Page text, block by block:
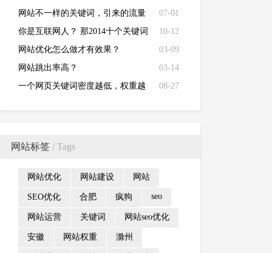
不到？
07-01
网站不一样的关键词，引来的流量
性质天差地别
10-12
你是互联网人？ 那2014十个关键词
知道几个？
03-09
网站优化怎么做才有效果？
03-14
网站跳出率高？
08-27
一个网页关键词密度越低，权重越
网站标签 / Tags
网站优化 网站建设 网站
SEO优化 合肥 疯狗 seo
网站运营 关键词 网站seo优化
安徽 网站权重 滁州